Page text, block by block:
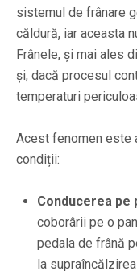
sistemul de frânare
căldură, iar aceasta
Frânele, și mai ales
și, dacă procesul
temperaturi
Acest fenomen este
condiții:
Conducerea pe
coborârii pe o
pedala de frână
la